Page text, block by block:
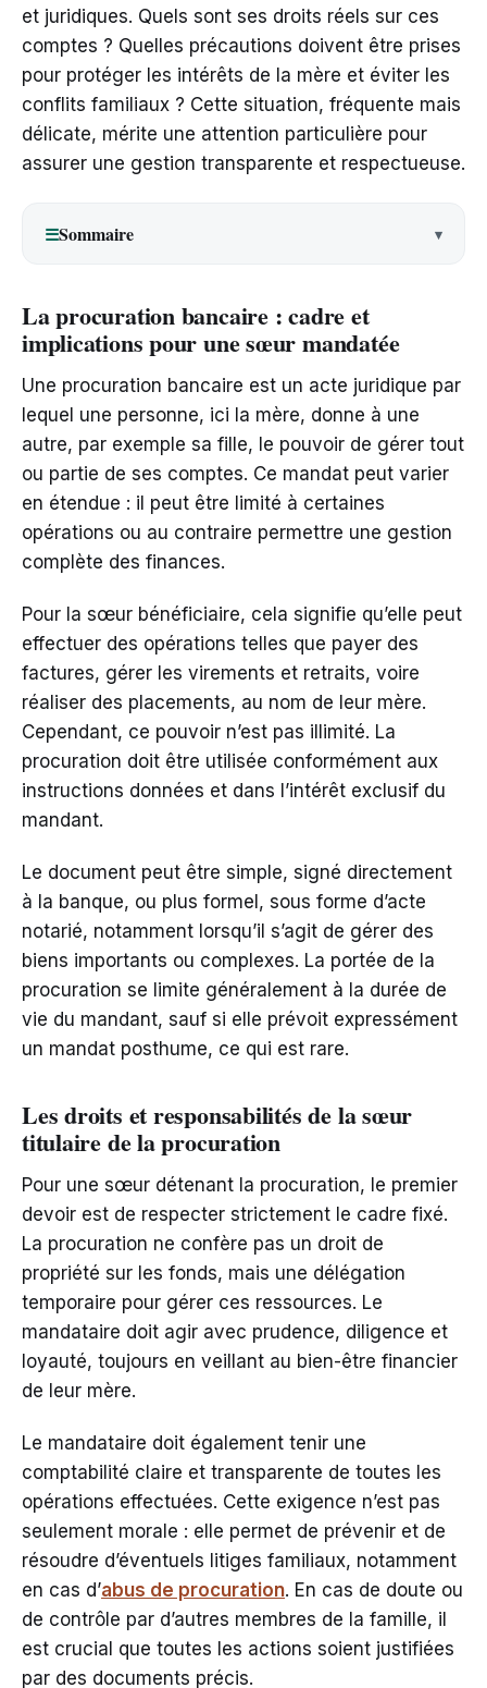
et juridiques. Quels sont ses droits réels sur ces
comptes ? Quelles précautions doivent être prises
pour protéger les intérêts de la mère et éviter les
conflits familiaux ? Cette situation, fréquente mais
délicate, mérite une attention particulière pour
assurer une gestion transparente et respectueuse.
☰Sommaire
La procuration bancaire : cadre et
implications pour une sœur mandatée
Une procuration bancaire est un acte juridique par
lequel une personne, ici la mère, donne à une
autre, par exemple sa fille, le pouvoir de gérer tout
ou partie de ses comptes. Ce mandat peut varier
en étendue : il peut être limité à certaines
opérations ou au contraire permettre une gestion
complète des finances.
Pour la sœur bénéficiaire, cela signifie qu’elle peut
effectuer des opérations telles que payer des
factures, gérer les virements et retraits, voire
réaliser des placements, au nom de leur mère.
Cependant, ce pouvoir n’est pas illimité. La
procuration doit être utilisée conformément aux
instructions données et dans l’intérêt exclusif du
mandant.
Le document peut être simple, signé directement
à la banque, ou plus formel, sous forme d’acte
notarié, notamment lorsqu’il s’agit de gérer des
biens importants ou complexes. La portée de la
procuration se limite généralement à la durée de
vie du mandant, sauf si elle prévoit expressément
un mandat posthume, ce qui est rare.
Les droits et responsabilités de la sœur
titulaire de la procuration
Pour une sœur détenant la procuration, le premier
devoir est de respecter strictement le cadre fixé.
La procuration ne confère pas un droit de
propriété sur les fonds, mais une délégation
temporaire pour gérer ces ressources. Le
mandataire doit agir avec prudence, diligence et
loyauté, toujours en veillant au bien-être financier
de leur mère.
Le mandataire doit également tenir une
comptabilité claire et transparente de toutes les
opérations effectuées. Cette exigence n’est pas
seulement morale : elle permet de prévenir et de
résoudre d’éventuels litiges familiaux, notamment
en cas d’abus de procuration. En cas de doute ou
de contrôle par d’autres membres de la famille, il
est crucial que toutes les actions soient justifiées
par des documents précis.